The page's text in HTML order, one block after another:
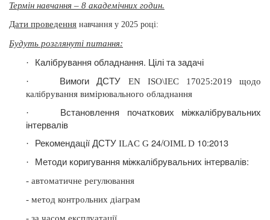
Термін навчання – 8 академічних годин.
Дати проведення навчання у 2025 році:
Будуть розглянуті питання:
·
Калібрування обладнання. Цілі та задачі
· Вимоги ДСТУ ENISO\IEC 17025:2019 щодо
калібрування вимірювального обладнання
·
Встановлення початкових міжкалібрувальних
інтервалів
· Рекомендації ДСТУILAC G 24/OIML D 10:2013
· Методи коригування міжкалібрувальних інтервалів:
- автоматичне регулювання
- метод контрольних діаграм